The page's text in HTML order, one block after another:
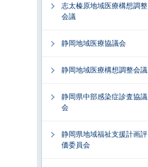
志太榛原地域医療構想調整
会議
静岡地域医療協議会
静岡地域医療構想調整会議
静岡県中部感染症診査協議
会
静岡県地域福祉支援計画評
価委員会